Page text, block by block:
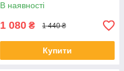
В наявності
1 080 ₴ 1 440 ₴
Купити